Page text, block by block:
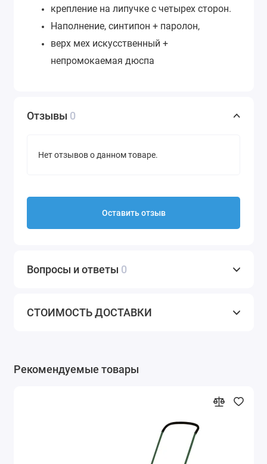
крепление на липучке с четырех сторон.
Наполнение, синтипон + паролон,
верх мех искусственный +
непромокаемая дюспа
Отзывы 0
Нет отзывов о данном товаре.
Оставить отзыв
Вопросы и ответы 0
СТОИМОСТЬ ДОСТАВКИ
Рекомендуемые товары